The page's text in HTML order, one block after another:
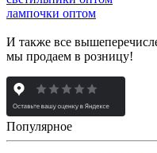
лампочки оптом
И также все
мы продаем в розницу!
Популярное